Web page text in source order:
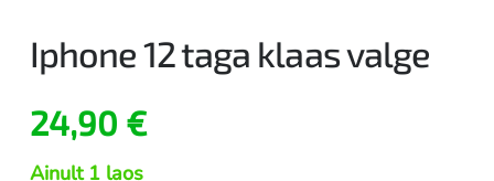
Iphone 12 taga klaas valge
24,90 €
Ainult 1 laos